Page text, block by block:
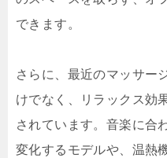
できます。
さらに、最近のマッサー
けでなく、リラックス効
されています。音楽に合
変化するモデルや、温熱